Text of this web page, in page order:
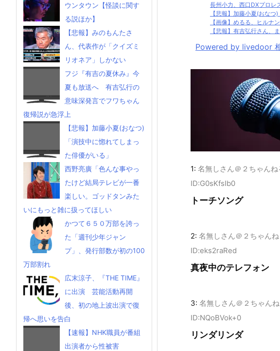
長州小力、西口DXプロ
【悲報】加藤小夏(おなつ
【画像】めるる、ヒルナ
【悲報】有吉弘行さん
Powered by livedoor
1: 名無しさん＠２ちゃんね
ID:G0sKfsIb0
トーチソング
2: 名無しさん＠２ちゃんね
ID:eks2raRed
真夜中のテレフォン
3: 名無しさん＠２ちゃん
ID:NQoBVok+0
リンダリンダ
ウンタウン【怪談に関す
る説ほか】
【悲報】みのもんたさ
ん、代表作が「クイズミ
リオネア」しかない
フジ『有吉の夏休み』今
夏も放送へ 有吉弘行の
意味深発言でフワちゃん
復帰説が急浮上
【悲報】加藤小夏(おなつ)
「演技中に惚れてしまっ
た俳優がいる」
西野亮廣「色んな事やっ
たけど結局テレビが一番
楽しい。ゴッドタンみた
いにもっと雑に扱ってほしい
かつて６５０万部を誇っ
た「週刊少年ジャン
プ」、発行部数が初の100
万部割れ
広末涼子、『THE TIME』
に出演 芸能活動再開
後、初の地上波出演で復
帰へ思いを告白
【速報】NHK職員が番組
出演者から性被害